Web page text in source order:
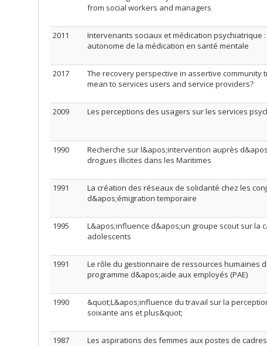
from social workers and managers
2011
Intervenants sociaux et médication psychiatrique
autonome de la médication en santé mentale
2017
The recovery perspective in assertive community
mean to services users and service providers?
2009
Les perceptions des usagers sur les services
1990
Recherche sur l&apos;intervention auprès
drogues illicites dans les Maritimes
1991
La création des réseaux de solidarité chez les
d&apos;émigration temporaire
1995
L&apos;influence d&apos;un groupe scout sur la
adolescents
1991
Le rôle du gestionnaire de ressources humaines
programme d&apos;aide aux employés (PAE)
1990
&quot;L&apos;influence du travail sur la
soixante ans et plus&quot;
1987
Les aspirations des femmes aux postes de